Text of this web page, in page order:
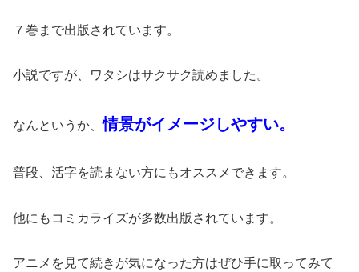
７巻まで出版されています。
小説ですが、ワタシはサクサク読めました。
なんというか、情景がイメージしやすい。
普段、活字を読まない方にもオススメできます。
他にもコミカライズが多数出版されています。
アニメを見て続きが気になった方はぜひ手に取ってみて